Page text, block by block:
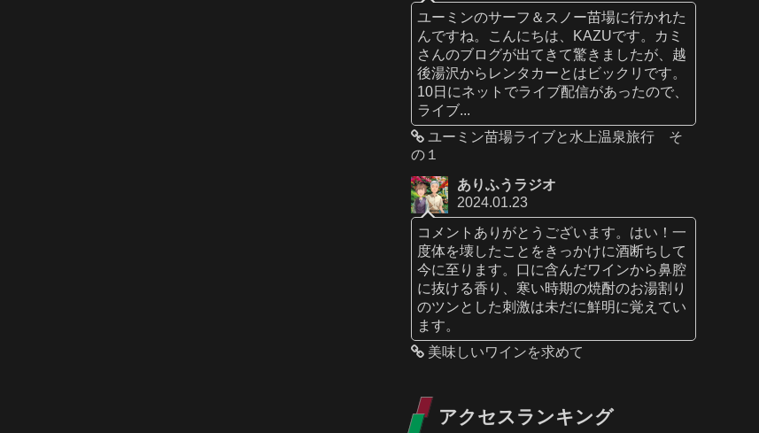
ユーミンのサーフ＆スノー苗場に行かれた
んですね。こんにちは、KAZUです。カミ
さんのブログが出てきて驚きましたが、越
後湯沢からレンタカーとはビックリです。
10日にネットでライブ配信があったので、
ライブ...
ユーミン苗場ライブと水上温泉旅行 そ
の１
ありふうラジオ
2024.01.23
コメントありがとうございます。はい！一
度体を壊したことをきっかけに酒断ちして
今に至ります。口に含んだワインから鼻腔
に抜ける香り、寒い時期の焼酎のお湯割り
のツンとした刺激は未だに鮮明に覚えてい
ます。
美味しいワインを求めて
アクセスランキング